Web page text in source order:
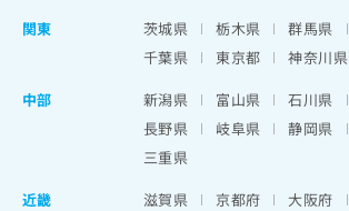
関東
茨城県 栃木県 群馬県
千葉県
東京都 神奈川県
中部
新潟県 富山県 石川県
長野県
岐阜県 静岡県
三重県
近畿
滋賀県 京都府 大阪府